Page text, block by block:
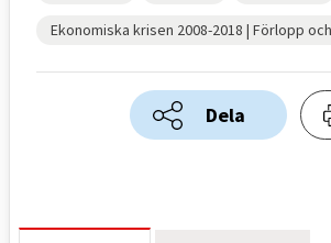
Ekonomiska krisen 2008-2018 | Förlopp
Dela